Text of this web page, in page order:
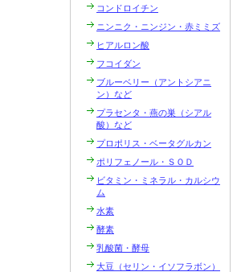
コンドロイチン
ニンニク・ニンジン・赤ミミズ
ヒアルロン酸
フコイダン
ブルーベリー（アントシアニ
ン）など
プラセンタ・燕の巣（シアル
酸）など
プロポリス・ベータグルカン
ポリフェノール・ＳＯＤ
ビタミン・ミネラル・カルシウ
ム
水素
酵素
乳酸菌・酵母
大豆（セリン・イソフラボン）